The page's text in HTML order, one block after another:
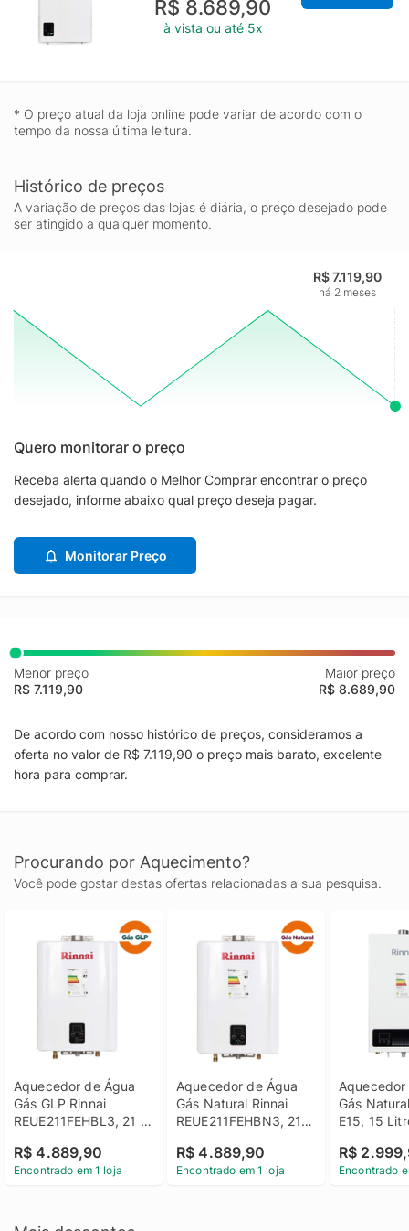
R$ 8.689,90
à vista ou até 5x
* O preço atual da loja online pode variar de acordo com o
tempo da nossa última leitura.
Histórico de preços
A variação de preços das lojas é diária, o preço desejado pode
ser atingido a qualquer momento.
R$ 7.119,90
há 2 meses
Quero monitorar o preço
Receba alerta quando o Melhor Comprar encontrar o preço
desejado, informe abaixo qual preço deseja pagar.
Monitorar Preço
Menor preço
R$ 7.119,90
Maior preço
R$ 8.689,90
De acordo com nosso histórico de preços, consideramos a
oferta no valor de R$ 7.119,90 o preço mais barato, excelente
hora para comprar.
Procurando por Aquecimento?
Você pode gostar destas ofertas relacionadas a sua pesquisa.
Aquecedor de Água
Gás GLP Rinnai
REUE211FEHBL3, 21
Forçada
R$ 4.889,90
Encontrado em 1 loja
Aquecedor de Água
Gás Natural Rinnai
REUE211FEHBN3, 21
Forçada
R$ 4.889,90
Encontrado em 1 loja
Gás
E15, 15
R$
Encontrado